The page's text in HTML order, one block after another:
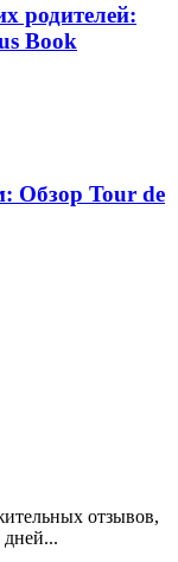
родителей:
Book
Обзор Tour de
отзывов,
дней...